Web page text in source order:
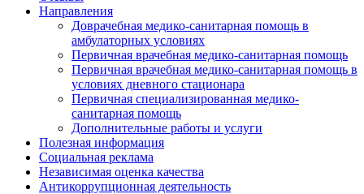
Направления
Доврачебная медико-санитарная помощь в
амбулаторных условиях
Первичная врачебная медико-санитарная помощь
Первичная врачебная медико-санитарная помощь в
условиях дневного стационара
Первичная специализированная медико-
санитарная помощь
Дополнительные работы и услуги
Полезная информация
Социальная реклама
Независимая оценка качества
Антикоррупционная деятельность